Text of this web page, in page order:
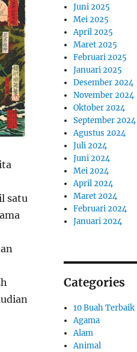
satu
Juni 2025
Mei 2025
April 2025
Maret 2025
Februari 2025
Januari 2025
Desember 2024
November 2024
Oktober 2024
September 2024
Agustus 2024
Juli 2024
Juni 2024
Mei 2024
April 2024
Maret 2024
Februari 2024
Januari 2024
Categories
10 Buah Terbaik
Agama
Alam
Animal